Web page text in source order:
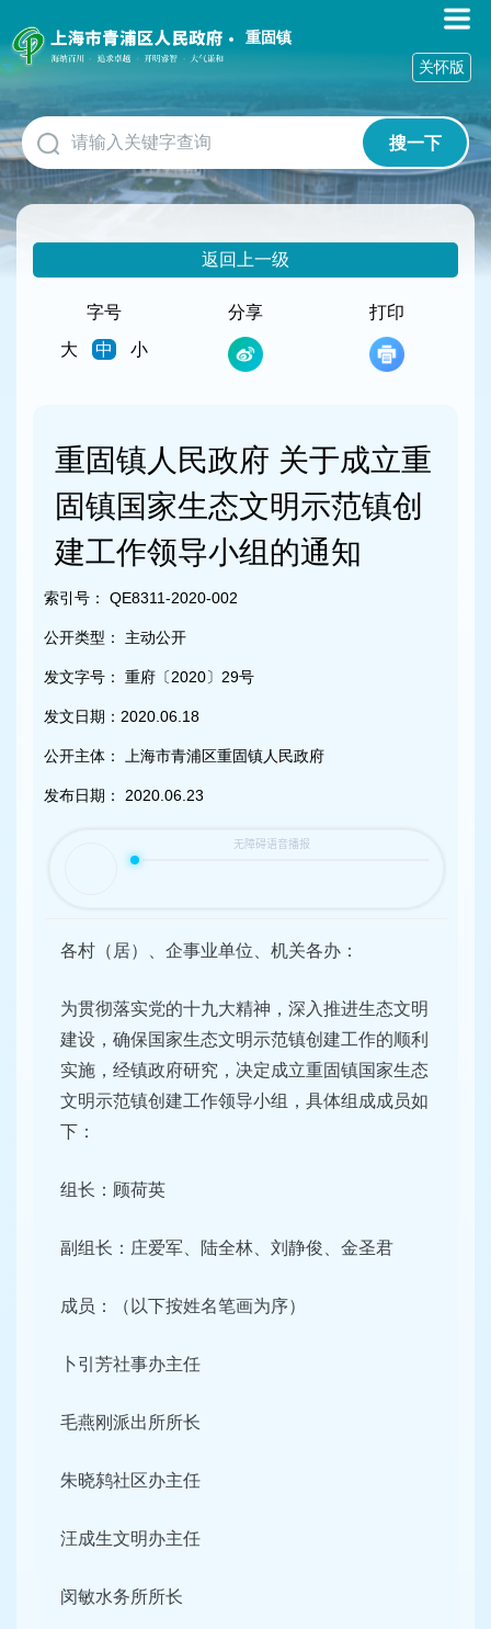
障
碍
作
说
明
跳
到
网
重固镇
搜一下
关怀版
返回上一级
字号
大
中 小
分享 打印
重固镇人民政府 关于成立重
固镇国家生态文明示范镇创
建工作领导小组的通知
索引号： QE8311-2020-002
公开类型： 主动公开
发文字号： 重府〔2020〕29号
发文日期： 2020.06.18
公开主体： 上海市青浦区重固镇人民政府
发布日期： 2020.06.23
各村（居）、企事业单位、机关各办：
为贯彻落实党的十九大精神，深入推进生态文明
建设，确保国家生态文明示范镇创建工作的顺利
实施，经镇政府研究，决定成立重固镇国家生态
文明示范镇创建工作领导小组，具体组成成员如
下：
组长：顾荷英
副组长：庄爱军、陆全林、刘静俊、金圣君
成员：（以下按姓名笔画为序）
卜引芳社事办主任
毛燕刚派出所所长
朱晓鸫社区办主任
汪成生文明办主任
闵敏水务所所长